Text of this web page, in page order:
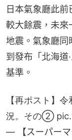
日本氣象廳此
較大餘震，未來
地震。氣象廳同
到發布「北海道
基準。
【再ポスト】
況。その②
— 【スーパーマ